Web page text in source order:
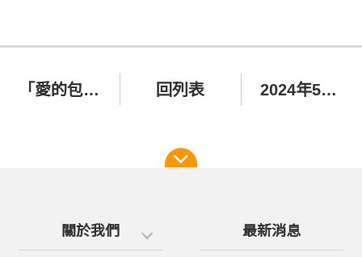
「愛的包裹，琴心飛揚」 回列表 2024年5月22日(三) 網站暫停服務
關於我們 最新消息